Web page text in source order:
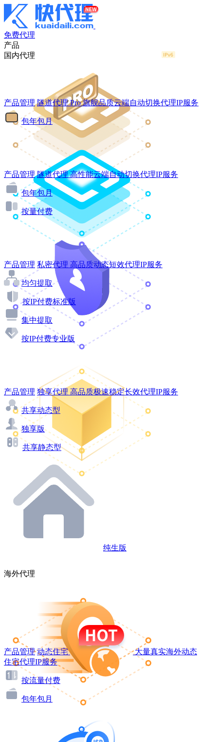
免费代理
产品
国内代理
产品管理 隧道代理Pro 旗舰品质云端自动切换代理IP服务
包年包月
产品管理 隧道代理 高性能云端自动切换代理IP服务
包年包月
按量付费
产品管理 私密代理 高品质动态短效代理IP服务
均匀提取
按IP付费标准版
集中提取
按IP付费专业版
产品管理 独享代理 高品质极速稳定长效代理IP服务
共享动态型
独享版
共享静态型
纯生版
海外代理
产品管理 动态住宅
大量真实海外动态
住宅代理IP服务
按流量付费
包年包月